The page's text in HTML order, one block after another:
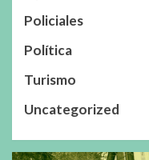
Policiales
Política
Turismo
Uncategorized